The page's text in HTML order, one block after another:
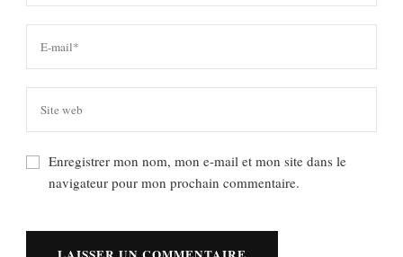
Enregistrer mon nom, mon e-mail et mon site dans le
navigateur pour mon prochain commentaire.